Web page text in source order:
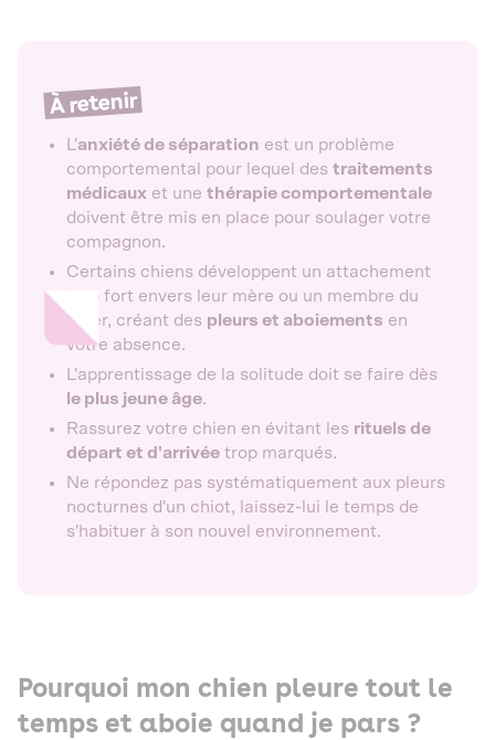
À retenir
L'anxiété de séparation est un problème
comportemental pour lequel des traitements
médicaux et une thérapie comportementale
doivent être mis en place pour soulager votre
compagnon.
Certains chiens développent un attachement
trop fort envers leur mère ou un membre du
foyer, créant des pleurs et aboiements en
votre absence.
L'apprentissage de la solitude doit se faire dès
le plus jeune âge.
Rassurez votre chien en évitant les rituels de
départ et d'arrivée trop marqués.
Ne répondez pas systématiquement aux pleurs
nocturnes d'un chiot, laissez-lui le temps de
s'habituer à son nouvel environnement.
Pourquoi mon chien pleure tout le
temps et aboie quand je pars ?